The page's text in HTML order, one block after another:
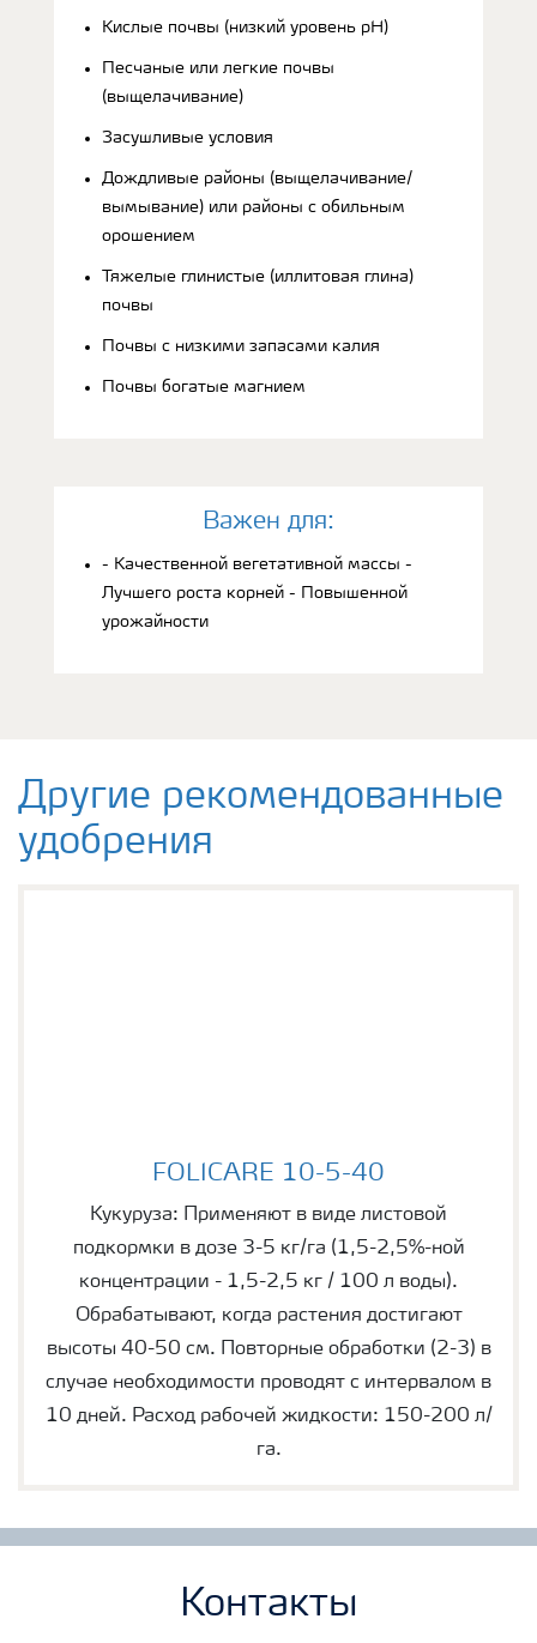
Кислые почвы (низкий уровень рН)
Песчаные или легкие почвы
(выщелачивание)
Засушливые условия
Дождливые районы (выщелачивание/
вымывание) или районы с обильным
орошением
Тяжелые глинистые (иллитовая глина)
почвы
Почвы с низкими запасами калия
Почвы богатые магнием
Bажен для:
- Качественной вегетативной массы -
Лучшего роста корней - Повышенной
урожайности
Другие рекомендованные
удобрения
FOLICARE 10-5-40
Кукуруза: Применяют в виде листовой
подкормки в дозе 3-5 кг/га (1,5-2,5%-ной
концентрации - 1,5-2,5 кг / 100 л воды).
Обрабатывают, когда растения достигают
высоты 40-50 см. Повторные обработки (2-3) в
случае необходимости проводят с интервалом в
10 дней. Расход рабочей жидкости: 150-200 л/
га.
Контакты